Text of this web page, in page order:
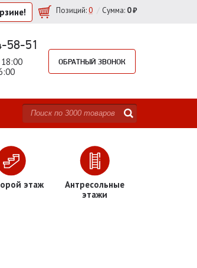
Позиций:0 / Сумма: 0 ₽
58-51
ОБРАТНЫЙ ЗВОНОК
этаж
Антресольные
этажи